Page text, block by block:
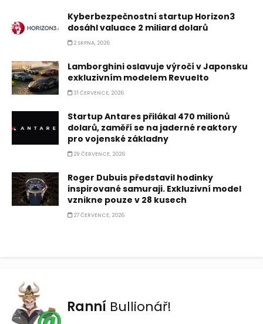
Kyberbezpečnostní startup Horizon3
dosáhl valuace 2 miliard dolarů
2 SRPNA, 2026
Lamborghini oslavuje výročí v Japonsku
exkluzivním modelem Revuelto
31 ČERVENCE, 2026
Startup Antares přilákal 470 milionů
dolarů, zaměří se na jaderné reaktory
pro vojenské základny
29 ČERVENCE, 2026
Roger Dubuis představil hodinky
inspirované samuraji. Exkluzivní model
vznikne pouze v 28 kusech
27 ČERVENCE, 2026
Ranní Bullionář!